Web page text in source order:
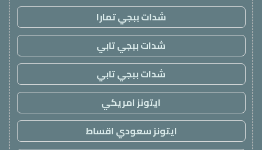
شدات ببجي تمارا
شدات ببجي تابي
شدات ببجي تابي
ايتونز امريكي
ايتونز سعودي اقساط